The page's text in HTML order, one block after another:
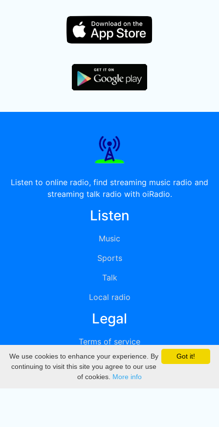
Listen to online radio, find streaming music radio and
streaming talk radio with oiRadio.
Listen
Music
Sports
Talk
Local radio
Legal
Terms of service
Privacy
DMCA
Got it!
We use cookies to enhance your experience. By
continuing to visit this site you agree to our use
of cookies. More info